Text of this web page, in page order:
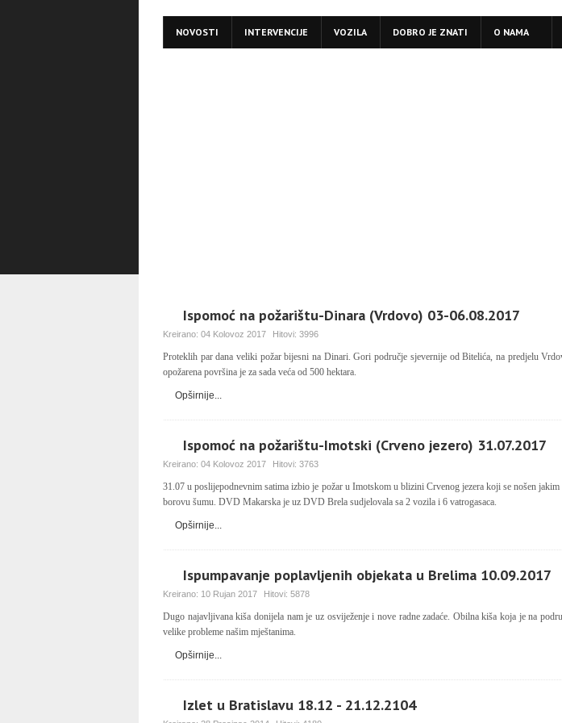
NOVOSTI INTERVENCIJE VOZILA DOBRO JE ZNATI O NAMA
Ispomoć na požarištu-Dinara (Vrdovo) 03-06.08.2017
Kreirano: 04 Kolovoz 2017 Hitovi: 3996
Proteklih par dana veliki požar bijesni na Dinari. Gori područje sjevernije od Bitelića, na predjelu
opožarena površina je za sada veća od 500 hektara.
Opširnije...
Ispomoć na požarištu-Imotski (Crveno jezero) 31.07.2017
Kreirano: 04 Kolovoz 2017 Hitovi: 3763
31.07 u poslijepodnevnim satima izbio je požar u Imotskom u blizini Crvenog jezera koji se nošen
borovu šumu. DVD Makarska je uz DVD Brela sudjelovala sa 2 vozila i 6 vatrogasaca.
Opširnije...
Ispumpavanje poplavljenih objekata u Brelima 10.09.2017
Kreirano: 10 Rujan 2017 Hitovi: 5878
Dugo najavljivana kiša donijela nam je uz osviježenje i nove radne zadaće. Obilna kiša koja je na
velike probleme našim mještanima.
Opširnije...
Izlet u Bratislavu 18.12 - 21.12.2104